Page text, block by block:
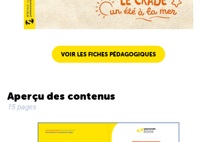
VOIR LES FICHES PÉDAGOGIQUES
Aperçu des contenus
15 pages